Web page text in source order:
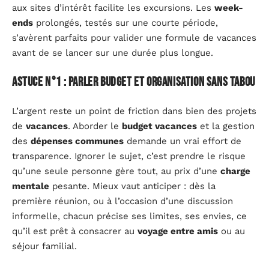
aux sites d’intérêt facilite les excursions. Les week-
ends prolongés, testés sur une courte période,
s’avèrent parfaits pour valider une formule de vacances
avant de se lancer sur une durée plus longue.
Astuce n°1 : parler budget et organisation sans tabou
L’argent reste un point de friction dans bien des projets
de vacances. Aborder le budget vacances et la gestion
des dépenses communes demande un vrai effort de
transparence. Ignorer le sujet, c’est prendre le risque
qu’une seule personne gère tout, au prix d’une charge
mentale pesante. Mieux vaut anticiper : dès la
première réunion, ou à l’occasion d’une discussion
informelle, chacun précise ses limites, ses envies, ce
qu’il est prêt à consacrer au voyage entre amis ou au
séjour familial.